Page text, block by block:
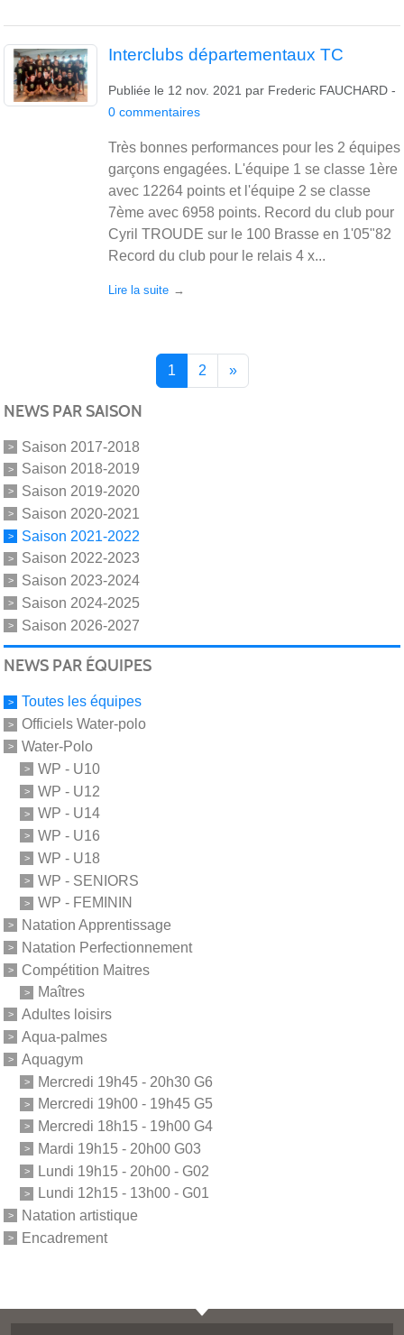
Interclubs départementaux TC
Publiée le 12 nov. 2021 par Frederic FAUCHARD -
0 commentaires
Très bonnes performances pour les 2 équipes
garçons engagées. L'équipe 1 se classe 1ère
avec 12264 points et l'équipe 2 se classe
7ème avec 6958 points. Record du club pour
Cyril TROUDE sur le 100 Brasse en 1'05"82
Record du club pour le relais 4 x...
Lire la suite
1 2 »
NEWS PAR SAISON
Saison 2017-2018
Saison 2018-2019
Saison 2019-2020
Saison 2020-2021
Saison 2021-2022
Saison 2022-2023
Saison 2023-2024
Saison 2024-2025
Saison 2026-2027
NEWS PAR ÉQUIPES
Toutes les équipes
Officiels Water-polo
Water-Polo
WP - U10
WP - U12
WP - U14
WP - U16
WP - U18
WP - SENIORS
WP - FEMININ
Natation Apprentissage
Natation Perfectionnement
Compétition Maitres
Maîtres
Adultes loisirs
Aqua-palmes
Aquagym
Mercredi 19h45 - 20h30 G6
Mercredi 19h00 - 19h45 G5
Mercredi 18h15 - 19h00 G4
Mardi 19h15 - 20h00 G03
Lundi 19h15 - 20h00 - G02
Lundi 12h15 - 13h00 - G01
Natation artistique
Encadrement